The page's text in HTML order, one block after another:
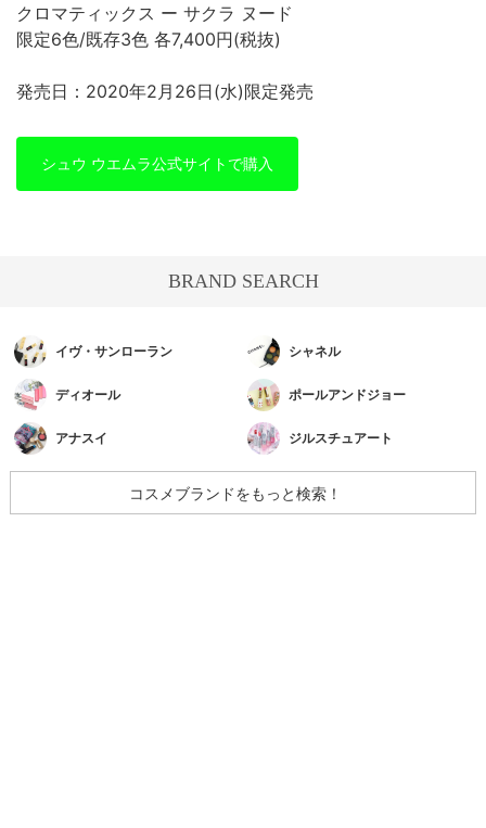
クロマティックス ー サクラ ヌード
限定6色/既存3色 各7,400円(税抜)
発売日：2020年2月26日(水)限定発売
シュウ ウエムラ公式サイトで購入
BRAND SEARCH
イヴ・サンローラン シャネル
ディオール ポールアンドジョー
アナスイ ジルスチュアート
コスメブランドをもっと検索！